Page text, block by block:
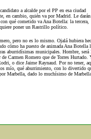
a alcalde por el PP en esa ciudad
en cambio, quién va por Madrid. Le darán
qué cometido va Ana Botella: la tercera,
poner un Rastrillo político.
pero no es lo mismo. Ojalá hubiera
cómo ha puesto de animada Ana Botella
aburridísimas municipales. Hombre, será
Carmen Romero que de Torres Hurtado.
o dice Jaime Raynaud. Por no tener,
mío, qué aburrimiento, con lo divertido
Marbella, dado lo muchísimo de Marbella